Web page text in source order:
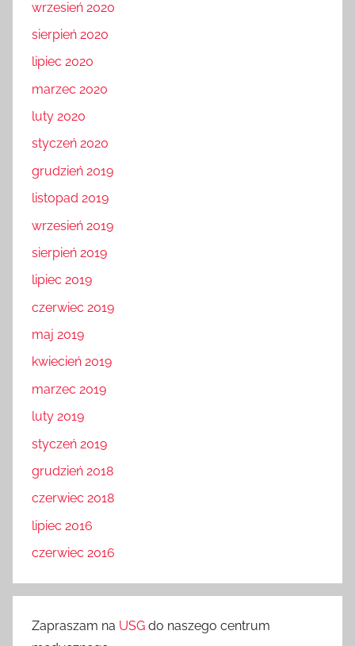
wrzesień 2020
sierpień 2020
lipiec 2020
marzec 2020
luty 2020
styczeń 2020
grudzień 2019
listopad 2019
wrzesień 2019
sierpień 2019
lipiec 2019
czerwiec 2019
maj 2019
kwiecień 2019
marzec 2019
luty 2019
styczeń 2019
grudzień 2018
czerwiec 2018
lipiec 2016
czerwiec 2016
Zapraszam na USG do naszego centrum